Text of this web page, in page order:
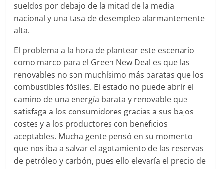
sueldos por debajo de la mitad de la media
nacional y una tasa de desempleo alarmantemente
alta.
El problema a la hora de plantear este escenario
como marco para el Green New Deal es que las
renovables no son muchísimo más baratas que los
combustibles fósiles. El estado no puede abrir el
camino de una energía barata y renovable que
satisfaga a los consumidores gracias a sus bajos
costes y a los productores con beneficios
aceptables. Mucha gente pensó en su momento
que nos iba a salvar el agotamiento de las reservas
de petróleo y carbón, pues ello elevaría el precio de